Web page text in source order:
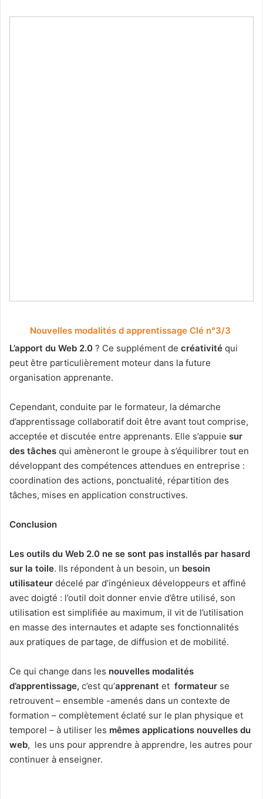
Nouvelles modalités d apprentissage Clé n°3/3
L’apport du Web 2.0 ? Ce supplément de créativité qui
peut être particulièrement moteur dans la future
organisation apprenante.
Cependant, conduite par le formateur, la démarche
d’apprentissage collaboratif doit être avant tout comprise,
acceptée et discutée entre apprenants. Elle s’appuie sur
des tâches qui amèneront le groupe à s’équilibrer tout en
développant des compétences attendues en entreprise :
coordination des actions, ponctualité, répartition des
tâches, mises en application constructives.
Conclusion
Les outils du Web 2.0 ne se sont pas installés par hasard
sur la toile. Ils répondent à un besoin, un besoin
utilisateur décelé par d’ingénieux développeurs et affiné
avec doigté : l’outil doit donner envie d’être utilisé, son
utilisation est simplifiée au maximum, il vit de l’utilisation
en masse des internautes et adapte ses fonctionnalités
aux pratiques de partage, de diffusion et de mobilité.
Ce qui change dans les nouvelles modalités
d’apprentissage, c’est qu’apprenant et formateur se
retrouvent – ensemble -amenés dans un contexte de
formation – complètement éclaté sur le plan physique et
temporel – à utiliser les mêmes applications nouvelles du
web, les uns pour apprendre à apprendre, les autres pour
continuer à enseigner.